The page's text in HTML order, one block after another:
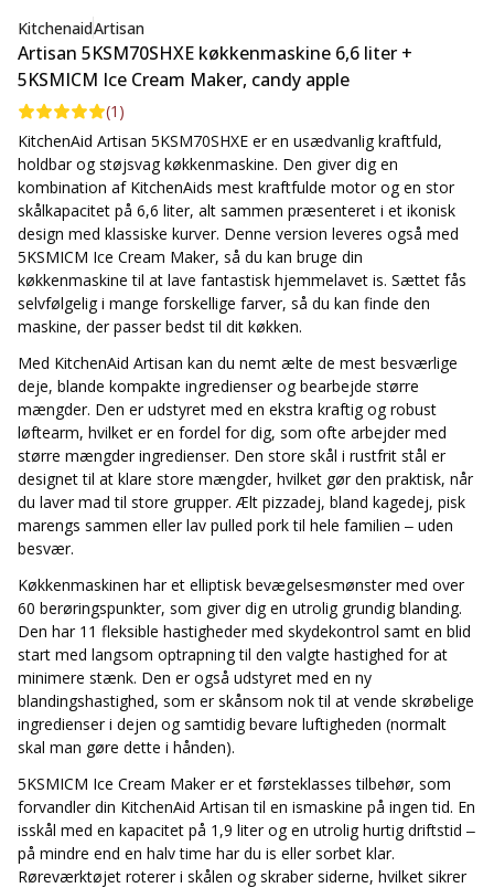
Køkkenmaskinen har et elliptisk bevægelsesmønster med over
60 berøringspunkter, som giver dig en utrolig grundig blanding.
Den har 11 fleksible hastigheder med skydekontrol samt en blid
start med langsom optrapning til den valgte hastighed for at
minimere stænk. Den er også udstyret med en ny
blandingshastighed, som er skånsom nok til at vende skrøbelige
ingredienser i dejen og samtidig bevare luftigheden (normalt
skal man gøre dette i hånden).
5KSMICM Ice Cream Maker er et førsteklasses tilbehør, som
forvandler din KitchenAid Artisan til en ismaskine på ingen tid. En
isskål med en kapacitet på 1,9 liter og en utrolig hurtig driftstid –
på mindre end en halv time har du is eller sorbet klar.
Røreværktøjet roterer i skålen og skraber siderne, hvilket sikrer
model har både røremaskine og isskål fået et nyt, forbedret
design med nye beslag og håndtag, som gør det endnu
nemmere at koble på din KitchenAid. Du har to års garanti på
din Ice Cream Maker.
Køkkenmaskinen leveres med en 6,6 liters skål i rustfrit stål,
stænkskærm, trådpiskeris, dejkrog, fladpisker og dobbelt
dejskraber med silikoneblad. Hvis du vil, kan du supplere med
flere dele, så du får endnu flere muligheder i køkkenet med
og hjemmelavet mel.
Din Artisan 5KSM70SHX køkkenmaskine leveres med 5 års
garanti og 15 års reparationsløfte, så du kan være sikker på, at
du har en pålidelig køkkenkammerat de næste mange år.
KitchenaidArtisan
Artisan 5KSM70SHXE køkkenmaskine 6,6 liter +
5KSMICM Ice Cream Maker, candy apple
(1 )
KitchenAid Artisan 5KSM70SHXE er en usædvanlig kraftfuld,
holdbar og støjsvag køkkenmaskine. Den giver dig en
kombination af KitchenAids mest kraftfulde motor og en stor
skålkapacitet på 6,6 liter, alt sammen præsenteret i et ikonisk
design med klassiske kurver. Denne version leveres også med
5KSMICM Ice Cream Maker, så du kan bruge din
køkkenmaskine til at lave fantastisk hjemmelavet is. Sættet fås
selvfølgelig i mange forskellige farver, så du kan finde den
maskine, der passer bedst til dit køkken.
Med KitchenAid Artisan kan du nemt ælte de mest besværlige
deje, blande kompakte ingredienser og bearbejde større
mængder. Den er udstyret med en ekstra kraftig og robust
løftearm, hvilket er en fordel for dig, som ofte arbejder med
større mængder ingredienser. Den store skål i rustfrit stål er
designet til at klare store mængder, hvilket gør den praktisk, når
du laver mad til store grupper. Ælt pizzadej, bland kagedej, pisk
marengs sammen eller lav pulled pork til hele familien – uden
besvær.
Køkkenmaskinen har et elliptisk bevægelsesmønster med over
60 berøringspunkter, som giver dig en utrolig grundig blanding.
Den har 11 fleksible hastigheder med skydekontrol samt en blid
start med langsom optrapning til den valgte hastighed for at
minimere stænk. Den er også udstyret med en ny
blandingshastighed, som er skånsom nok til at vende skrøbelige
ingredienser i dejen og samtidig bevare luftigheden (normalt
skal man gøre dette i hånden).
5KSMICM Ice Cream Maker er et førsteklasses tilbehør, som
forvandler din KitchenAid Artisan til en ismaskine på ingen tid. En
isskål med en kapacitet på 1,9 liter og en utrolig hurtig driftstid –
på mindre end en halv time har du is eller sorbet klar.
Røreværktøjet roterer i skålen og skraber siderne, hvilket sikrer